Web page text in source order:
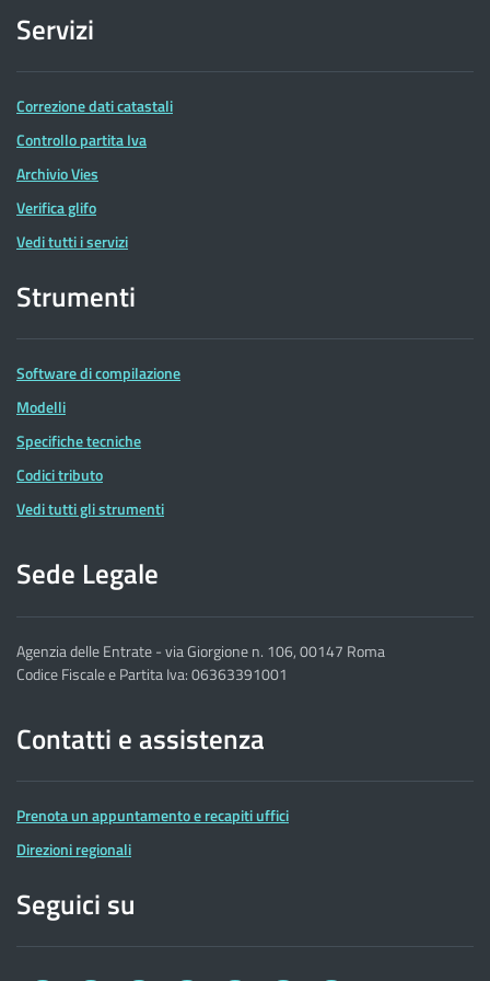
Servizi
Correzione dati catastali
Controllo partita Iva
Archivio Vies
Verifica glifo
Vedi tutti i servizi
Strumenti
Software di compilazione
Modelli
Specifiche tecniche
Codici tributo
Vedi tutti gli strumenti
Sede Legale
Agenzia delle Entrate - via Giorgione n. 106, 00147 Roma
Codice Fiscale e Partita Iva: 06363391001
Contatti e assistenza
Prenota un appuntamento e recapiti uffici
Direzioni regionali
Seguici su